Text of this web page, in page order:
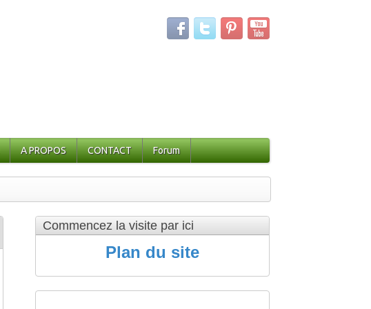
A PROPOS CONTACT Forum
Commencez la visite par ici
Plan du site